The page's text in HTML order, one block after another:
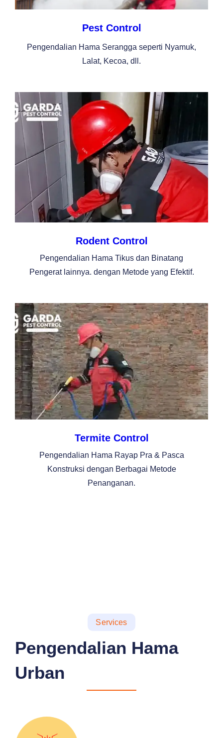
Pest Control
Pengendalian Hama Serangga seperti Nyamuk,
Lalat, Kecoa, dll.
Rodent Control
Pengendalian Hama Tikus dan Binatang
Pengerat lainnya. dengan Metode yang Efektif.
Termite Control
Pengendalian Hama Rayap Pra & Pasca
Konstruksi dengan Berbagai Metode
Penanganan.
Services
Pengendalian Hama
Urban